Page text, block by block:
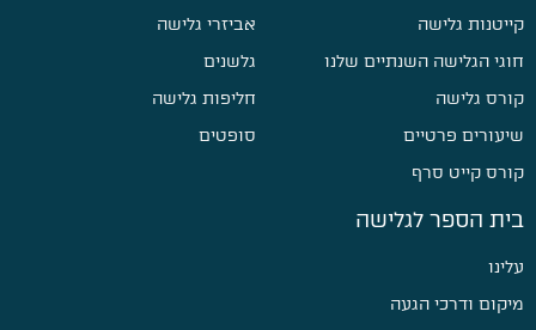
קייטנות גלישה
חוגי הגלישה השנתיים שלנו
קורס גלישה
שיעורים פרטיים
קורס קייט סרף
אביזרי גלישה
גלשנים
חליפות גלישה
סופטים
בית הספר לגלישה
עלינו
מיקום ודרכי הגעה